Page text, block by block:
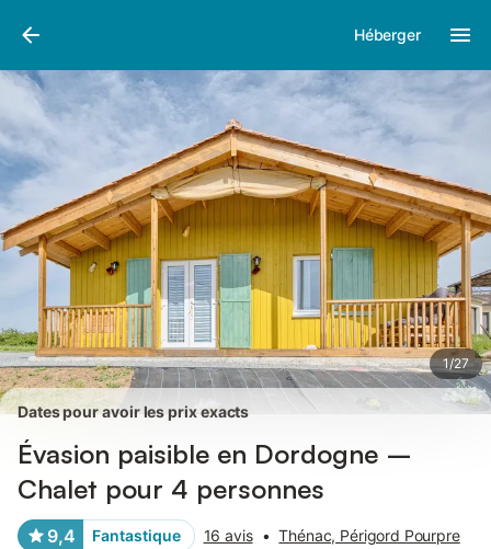
Héberger
1/27
Photos
Dates pour avoir les prix exacts
Évasion paisible en Dordogne –
Chalet pour 4 personnes
9,4 Fantastique 16 avis • Thénac, Périgord Pourpre